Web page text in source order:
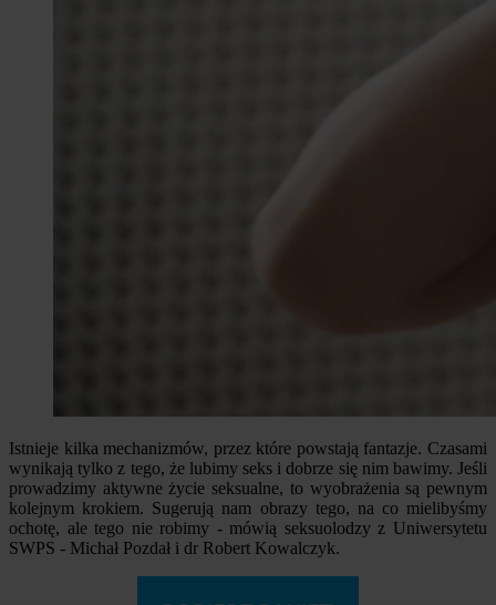
Istnieje kilka mechanizmów, przez które powstają fantazje. Czasami
wynikają tylko z tego, że lubimy seks i dobrze się nim bawimy. Jeśli
prowadzimy aktywne życie seksualne, to wyobrażenia są pewnym
kolejnym krokiem. Sugerują nam obrazy tego, na co mielibyśmy
ochotę, ale tego nie robimy - mówią seksuolodzy z Uniwersytetu
SWPS - Michał Pozdał i dr Robert Kowalczyk.